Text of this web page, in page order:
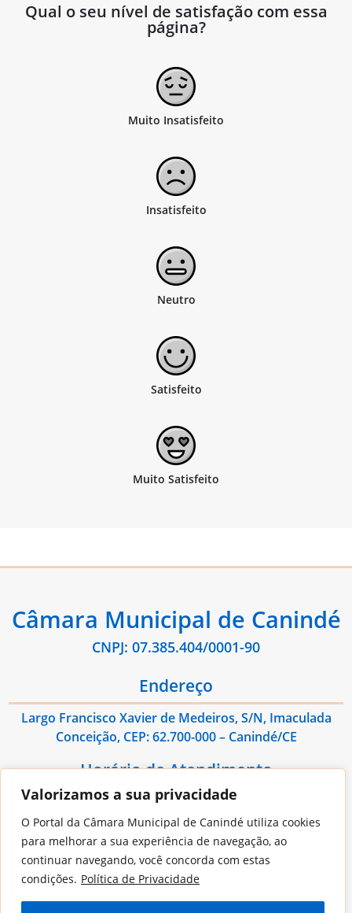
Valorizamos a sua privacidade
O Portal da Câmara Municipal de Canindé utiliza cookies
para melhorar a sua experiência de navegação, ao
continuar navegando, você concorda com estas
condições. Política de Privacidade
Qual o seu nível de satisfação com essa
página?
Câmara Municipal de Canindé
CNPJ: 07.385.404/0001-90
Endereço
Largo Francisco Xavier de Medeiros, S/N, Imaculada
Conceição, CEP: 62.700-000 – Canindé/CE
Horário de Atendimento
De Segunda à Sexta das 08:00hs às 13:00hs
Contato
E-mail: administrativo@cmcaninde.ce.gov.br